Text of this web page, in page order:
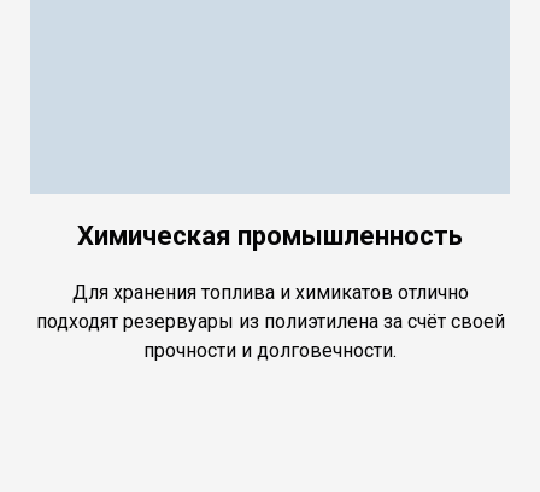
Химическая промышленность
Для хранения топлива и химикатов отлично
подходят резервуары из полиэтилена за счёт своей
прочности и долговечности.